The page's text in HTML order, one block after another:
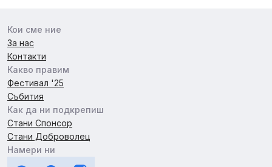
Кои сме ние
За нас
Контакти
Какво правим
Фестивал '25
Събития
Как да ни подкрепиш
Стани Спонсор
Стани Доброволец
Намери ни